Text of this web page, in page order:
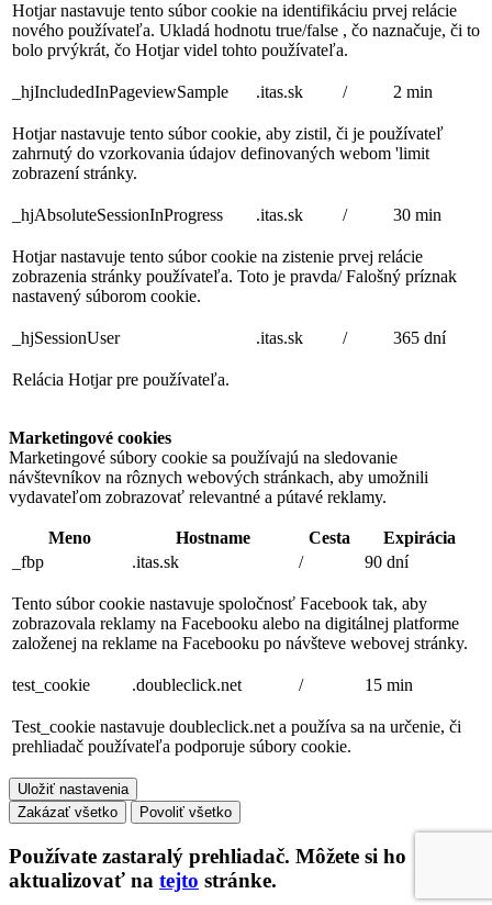
Hotjar nastavuje tento súbor cookie na identifikáciu prvej relácie
nového používateľa. Ukladá hodnotu true/false , čo naznačuje, či to
bolo prvýkrát, čo Hotjar videl tohto používateľa.
_hjIncludedInPageviewSample .itas.sk / 2 min
Hotjar nastavuje tento súbor cookie, aby zistil, či je používateľ
zahrnutý do vzorkovania údajov definovaných webom 'limit
zobrazení stránky.
_hjAbsoluteSessionInProgress .itas.sk / 30 min
Hotjar nastavuje tento súbor cookie na zistenie prvej relácie
zobrazenia stránky používateľa. Toto je pravda/ Falošný príznak
nastavený súborom cookie.
_hjSessionUser .itas.sk / 365 dní
Relácia Hotjar pre používateľa.
Marketingové cookies
Marketingové súbory cookie sa používajú na sledovanie
návštevníkov na rôznych webových stránkach, aby umožnili
vydavateľom zobrazovať relevantné a pútavé reklamy.
Meno Hostname Cesta
Expirácia
_fbp
.itas.sk / 90 dní
Tento súbor cookie nastavuje spoločnosť Facebook tak, aby
zobrazovala reklamy na Facebooku alebo na digitálnej platforme
založenej na reklame na Facebooku po návšteve webovej stránky.
test_cookie .doubleclick.net / 15 min
Test_cookie nastavuje doubleclick.net a používa sa na určenie, či
prehliadač používateľa podporuje súbory cookie.
Uložiť nastavenia
Zakázať všetko
Povoliť všetko
Používate zastaralý prehliadač. Môžete si ho
aktualizovať na tejto stránke.